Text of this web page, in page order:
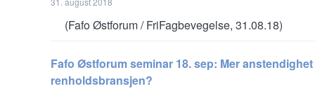
(Fafo Østforum / FriFagbevegelse, 31.08.18)
Fafo Østforum seminar 18. sep: Mer
renholdsbransjen?